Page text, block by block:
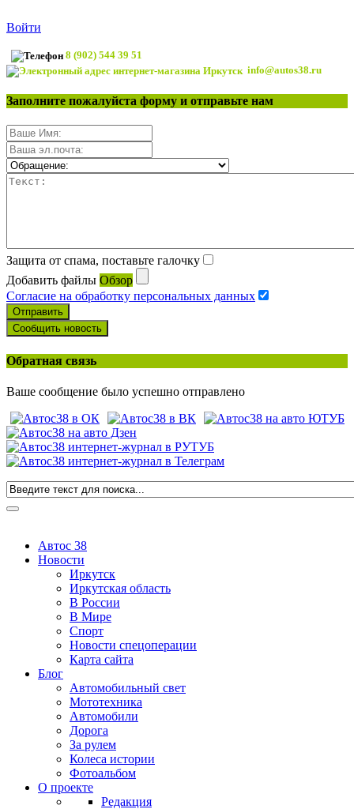
Войти
8 (902) 544 39 51
info@autos38.ru
Заполните пожалуйста форму и отправьте нам
Защита от спама, поставьте галочку
Добавить файлы Обзор
Согласие на обработку персональных данных
Отправить
Сообщить новость
Обратная связь
Ваше сообщение было успешно отправлено
Автос 38
Новости
Иркутск
Иркутская область
В России
В Мире
Спорт
Новости спецоперации
Карта сайта
Блог
Автомобильный свет
Мототехника
Автомобили
Дорога
За рулем
Колеса истории
Фотоальбом
О проекте
Редакция